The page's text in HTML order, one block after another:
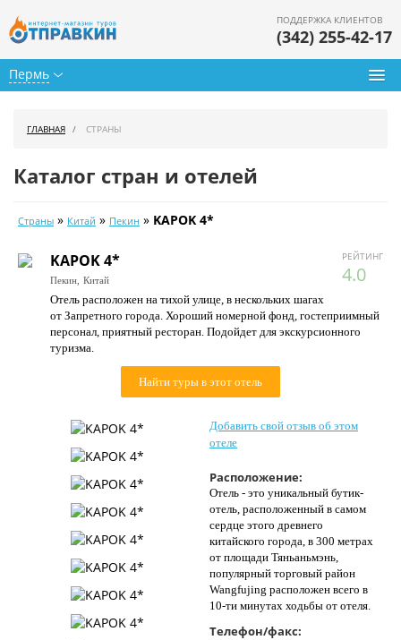
Пермь
ПОДДЕРЖКА КЛИЕНТОВ
(342) 255-42-17
Календарь туров
Цены дня
Страны
Как купить
Контакты
ГЛАВНАЯ СТРАНЫ
Каталог стран и отелей
Страны » Китай » Пекин » KAPOK 4*
РЕЙТИНГ
4.0
KAPOK 4*
Пекин, Китай
Отель расположен на тихой улице, в нескольких шагах
от Запретного города. Хороший номерной фонд, гостеприимный
персонал, приятный ресторан. Подойдет для экскурсионного
туризма.
Найти туры в этот отель
Добавить свой отзыв об этом
отеле
Расположение:
Отель - это уникальный бутик-
отель, расположенный в самом
сердце этого древнего
китайского города, в 300 метрах
от площади Тяньаньмэнь,
популярный торговый район
Wangfujing расположен всего в
10-ти минутах ходьбы от отеля.
Телефон/факс: